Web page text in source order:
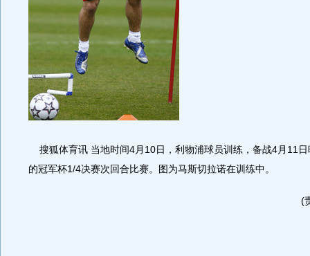
搜狐体育讯 当地时间4月10日，利物浦球员训练，备战4月11
的冠军杯1/4决赛次回合比赛。图为马斯切拉诺在训练中。
(